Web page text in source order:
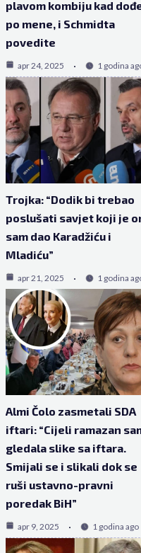
plavom kombiju kad
po mene, i Schmidta
povedite
apr 24, 2025 1 godina
Trojka: “Dodik bi trebao
poslušati savjet koji je
sam dao Karadžiću i
Mladiću”
apr 21, 2025 1 godina
Almi Čolo zasmetali SDA
iftari: “Cijeli ramazan
gledala slike sa iftara.
Smijali se i slikali dok se
ruši ustavno-pravni
poredak BiH”
apr 9, 2025 1 godina ago